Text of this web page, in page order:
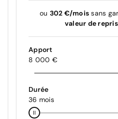
ou 302 €/mois sans
valeur de
Apport
8 000 €
Durée
36 mois